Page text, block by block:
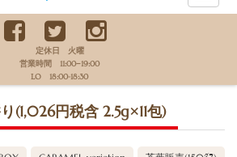
Tokyo supported by
TEA
定休日 火曜
営業時間 11:00−19:00
LO 18:00-18:30
(1,026円税含 2.5g×11包)